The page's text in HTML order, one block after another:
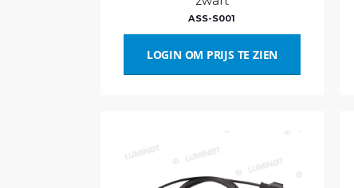
ASS-S001
LOGIN OM PRIJS TE ZIEN